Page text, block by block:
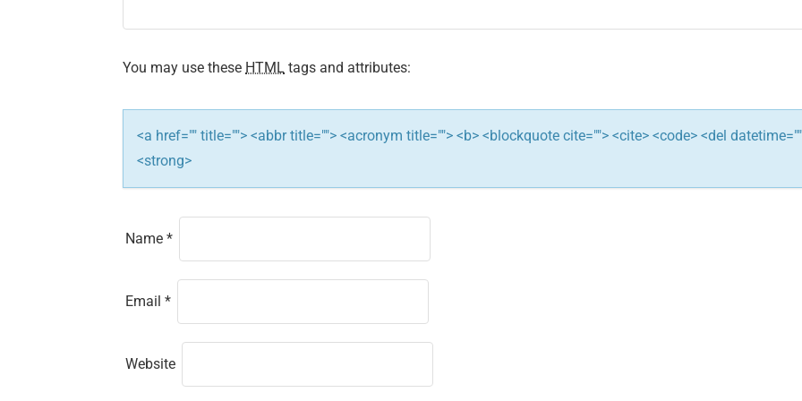
a
t
i
o
n
You may use these HTML tags and attributes:
<a href="" title=""> <abbr title=""> <acronym title=""> <b> <blockquote cite=""> <cite> <code> <del
<strong>
Name *
Email *
Website